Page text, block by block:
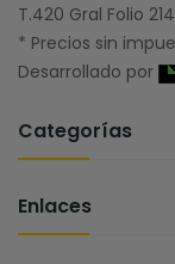
T.420 Gral Folio
* Precios sin
Desarrollado por
Categorías
Enlaces